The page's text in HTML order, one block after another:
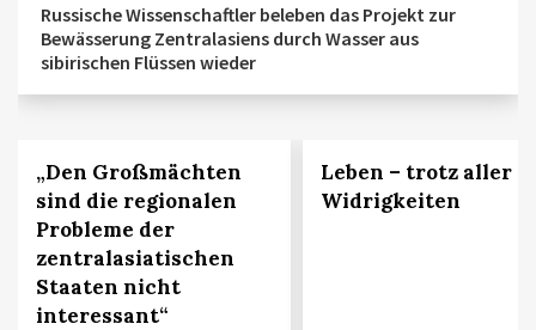
Russische Wissenschaftler beleben das Projekt zur
Bewässerung Zentralasiens durch Wasser aus
sibirischen Flüssen wieder
„Den Großmächten
sind die regionalen
Probleme der
zentralasiatischen
Staaten nicht
interessant“
Leben – trotz aller
Widrigkeiten